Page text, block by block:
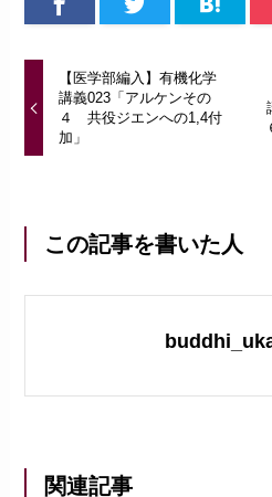
【医学部編入】有機化学
講義023「アルケンその
４ 共役ジエンへの1,4付
加」
この記事を書いた人
関連記事